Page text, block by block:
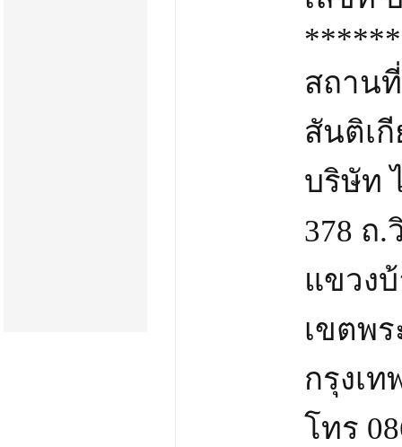
สถาน
สันติเ
บริษัท
378 ถ
แขวง
เขตพ
กรุงเท
โทร